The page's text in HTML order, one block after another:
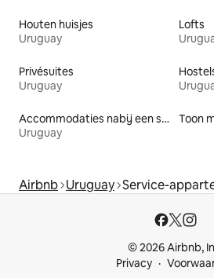
Houten huisjes
Uruguay
Lofts
Privésuites
Uruguay
Accommodaties nabij een strand
Uruguay
Toon
Airbnb Uruguay Service-
© 2026 Airbnb,
Privacy